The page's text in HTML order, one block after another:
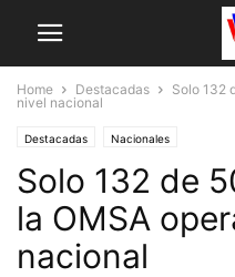
Home Destacadas
Solo 132
nivel nacional
Destacadas Nacionales
Solo 132 de
la OMSA
nacional